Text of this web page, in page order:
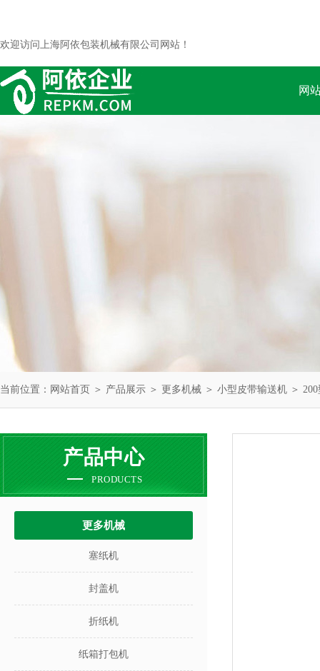
欢迎访问上海阿依包装机械有限公司网站！
网
当前位置： 网站首页 ＞ 产品展示 ＞ 更多机械 ＞ 小型皮带输送机 ＞
产品中心
PRODUCTS
更多机械
塞纸机
封盖机
折纸机
纸箱打包机